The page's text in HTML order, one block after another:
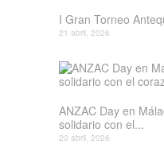
I Gran Torneo
21 abril, 2026
ANZAC Day en
solidario con el...
20 abril, 2026